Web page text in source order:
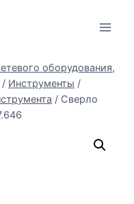
оборудования,
/ Инструменты /
/ Сверло